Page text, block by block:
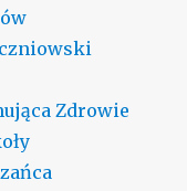
Zdrowie